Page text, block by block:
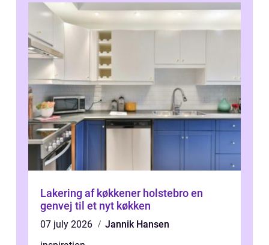
Lakering af køkkener holstebro en
genvej til et nyt køkken
07 july 2026
Jannik Hansen